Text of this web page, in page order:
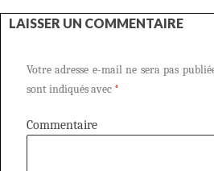
LAISSER UN COMMENTAIRE
Votre adresse e-mail ne sera pas
sont indiqués avec *
Commentaire